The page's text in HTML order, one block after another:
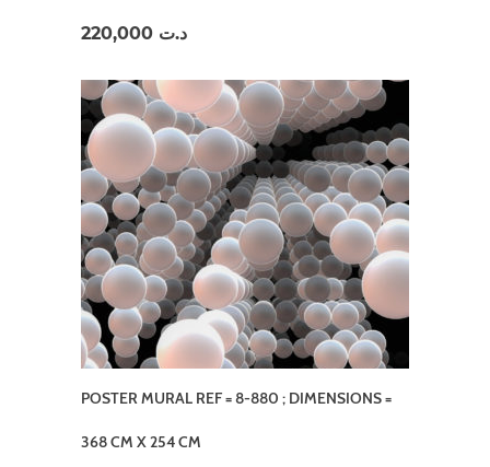
د.ت
POSTER MURAL REF = 8-880 ; DIMENSIONS =
368 CM X 254 CM